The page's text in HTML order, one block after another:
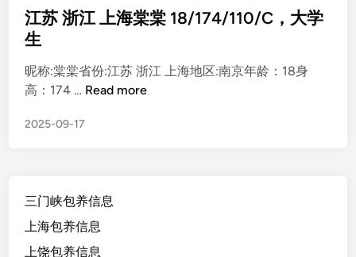
t
e
i
n
江苏 浙江 上海棠棠 18/174/110/C，大学
生
昵称:棠棠省份:江苏 浙江 上海地区:南京年龄：18身
高：174 … 江
棠
棠
Read more
2025-09-17
三门峡包养信息
上海包养信息
上饶包养信息